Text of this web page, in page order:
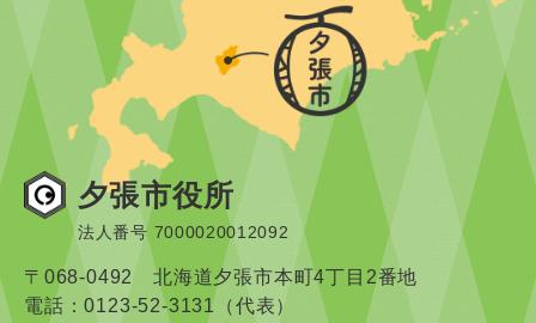
夕張市役所
法人番号 7000020012092
〒068-0492 北海道夕張市本町4丁目2番地
電話：0123-52-3131（代表）